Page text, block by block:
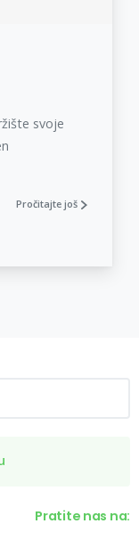
svoje
Pročitajte još
Pratite nas na: